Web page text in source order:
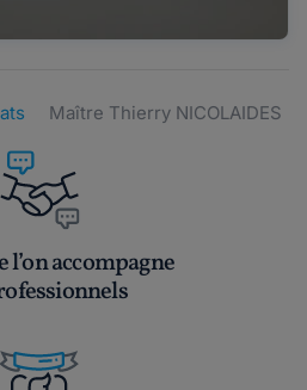
Maître Thierry NICOLAIDES
l’on accompagne